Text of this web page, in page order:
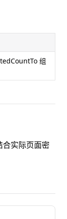
组
实际页面密